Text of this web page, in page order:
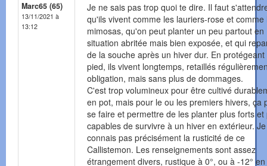
Marc65 (65)
13/11/2021 à
13:12
Je ne sais pas trop quoi te dire. Il faut
qu'ils vivent comme les lauriers-rose et comme
mimosas, qu'on peut planter un peu partout en
situation abritée mais bien exposée, et qui
de la souche après un hiver dur. En protégeant
pied, ils vivent longtemps, retaillés
obligation, mais sans plus de dommages.
C'est trop volumineux pour être cultivé
en pot, mais pour le ou les premiers hivers, ça
se faire et permettre de les planter plus forts et
capables de survivre à un hiver en extérieur.
connais pas précisément la rusticité de ce
Callistemon. Les renseignements sont assez
étrangement divers, rustique à 0°, ou à -12° en